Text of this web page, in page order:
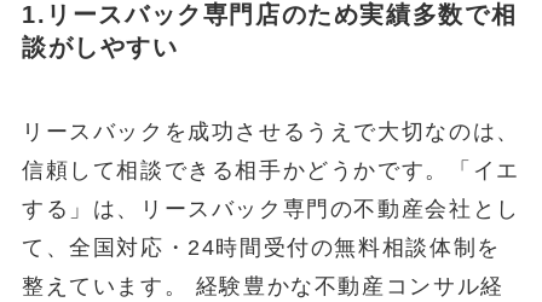
1.リースバック専門店のため実績多数で相
談がしやすい
リースバックを成功させるうえで大切なのは、
信頼して相談できる相手かどうかです。「イエ
する」は、リースバック専門の不動産会社とし
て、全国対応・24時間受付の無料相談体制を
整えています。 経験豊かな不動産コンサル経